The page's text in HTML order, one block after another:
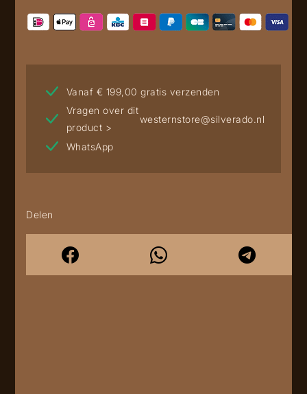
Vanaf € 199,00 gratis verzenden
Vragen over dit
product >
westernstore@silverado.nl
WhatsApp
Delen